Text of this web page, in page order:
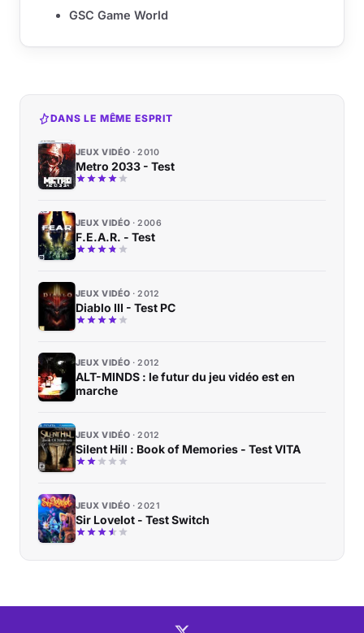
GSC Game World
DANS LE MÊME ESPRIT
JEUX VIDÉO 2010
Metro 2033 - Test
JEUX VIDÉO 2006
F.E.A.R. - Test
JEUX VIDÉO 2012
Diablo III - Test PC
JEUX VIDÉO 2012
ALT-MINDS : le futur du jeu vidéo est en
marche
JEUX VIDÉO 2012
Silent Hill : Book of Memories - Test VITA
JEUX VIDÉO 2021
Sir Lovelot - Test Switch